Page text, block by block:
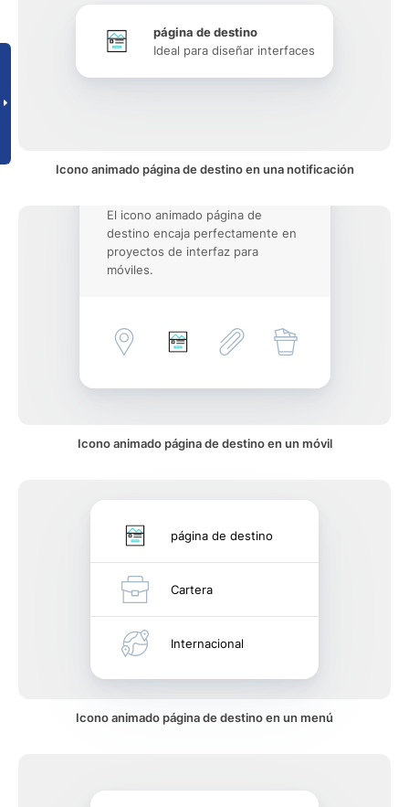
página de destino
Ideal para diseñar interfaces
Icono animado página de destino en una notificación
El icono animado página de
destino encaja perfectamente en
proyectos de interfaz para
móviles.
Icono animado página de destino en un móvil
página de destino
Cartera
Internacional
Icono animado página de destino en un menú